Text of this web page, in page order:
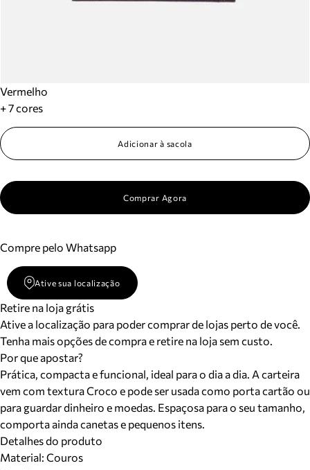
Vermelho
+ 7 cores
Adicionar à sacola
Comprar Agora
Compre pelo Whatsapp
Ative sua localização
Retire na loja grátis
Ative a localização para poder comprar de lojas perto de você.
Tenha mais opções de compra e retire na loja sem custo.
Por que apostar?
Prática, compacta e funcional, ideal para o dia a dia. A carteira
vem com textura Croco e pode ser usada como porta cartão ou
para guardar dinheiro e moedas. Espaçosa para o seu tamanho,
comporta ainda canetas e pequenos itens.
Detalhes do produto
Material: Couros